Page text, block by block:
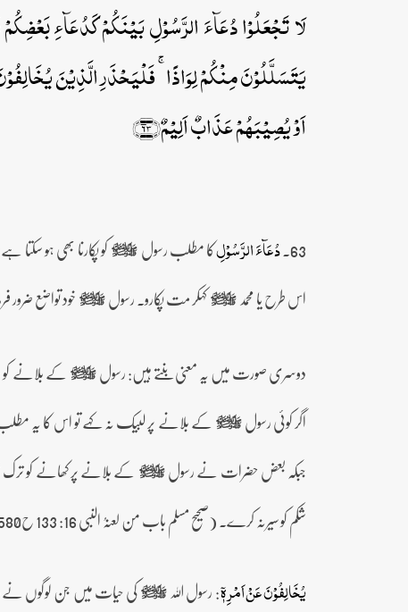
لَا تَجۡعَلُوۡا دُعَآءَ الرَّسُوۡلِ بَیۡنَکُمۡ کَدُعَآءِ
یَتَسَلَّلُوۡنَ مِنۡکُمۡ لِوَاذًا ۚ فَلۡیَحۡذَرِ الَّذِیۡنَ
اَوۡ یُصِیۡبَہُمۡ عَذَابٌ اَلِیۡمٌ﴿۶۳﴾
63۔ دُعَآءَ الرَّسُوۡلِکا مطلب رسول صلى‌الله‌عليه‌وآله‌وسلمکو پکارنا بھی ہو سکتا
اس طرح یا محمدصلى‌الله‌عليه‌وآله‌وسلمکہکر مت پکارو۔ رسولصلى‌الله‌عليه‌وآله‌وسلم خود تواضع
دوسری صورت میں یہ معنی بنتے ہیں: رسولصلى‌الله‌عليه‌وآله‌وسلم کے بلانے
اگر کوئی رسولصلى‌الله‌عليه‌وآله‌وسلم کے بلانے پر لبیک نہ کہے تو اس کا یہ
جبکہ بعض حضرات نے رسولصلى‌الله‌عليه‌وآله‌وسلم کے بلانے پر کھانے کو
شکم کو سیرنہ کرے۔ (صحیح مسلم باب من لعنہُ النبی 16: 133 ح6580)
یُخَالِفُوۡنَ عَنۡ اَمۡرِہٖۤ: رسول اللہصلى‌الله‌عليه‌وآله‌وسلمکی حیات میں جن لوگوں